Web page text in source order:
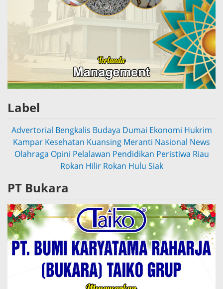
Label
Advertorial Bengkalis Budaya Dumai Ekonomi Hukrim
Kampar Kesehatan Kuansing Meranti Nasional News
Olahraga Opini Pelalawan Pendidikan Peristiwa Riau
Rokan Hilir Rokan Hulu Siak
PT Bukara